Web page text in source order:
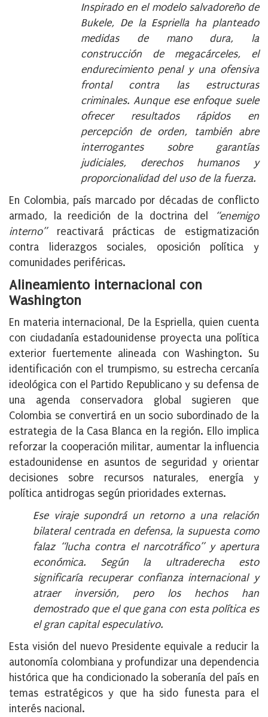
Inspirado en el modelo salvadoreño de
Bukele, De la Espriella ha planteado
medidas de mano dura, la
construcción de megacárceles, el
endurecimiento penal y una ofensiva
frontal contra las estructuras
criminales. Aunque ese enfoque suele
ofrecer resultados rápidos en
percepción de orden, también abre
interrogantes sobre garantías
judiciales, derechos humanos y
proporcionalidad del uso de la fuerza.
En Colombia, país marcado por décadas de conflicto
armado, la reedición de la doctrina del
“enemigo
interno”reactivará prácticas de estigmatización
contra liderazgos sociales, oposición política y
comunidades periféricas.
Alineamiento internacional con
Washington
En materia internacional, De la Espriella, quien cuenta
con ciudadanía estadounidense proyecta una política
exterior fuertemente alineada con Washington. Su
identificación con el trumpismo, su estrecha cercanía
ideológica con el Partido Republicano y su defensa de
una agenda conservadora global sugieren que
Colombia se convertirá en un socio subordinado de la
estrategia de la Casa Blanca en la región. Ello implica
reforzar la cooperación militar, aumentar la influencia
estadounidense en asuntos de seguridad y orientar
decisiones sobre recursos naturales, energía y
política antidrogas según prioridades externas.
Ese viraje supondrá un retorno a una relación
bilateral centrada en defensa, la supuesta como
falaz “lucha contra el narcotráfico” y apertura
económica. Según la ultraderecha esto
significaría recuperar confianza internacional y
atraer inversión, pero los hechos han
demostrado que el que gana con esta política es
el gran capital especulativo.
Esta visión del nuevo Presidente equivale a reducir la
autonomía colombiana y profundizar una dependencia
histórica que ha condicionado la soberanía del país en
temas estratégicos y que ha sido funesta para el
interés nacional.